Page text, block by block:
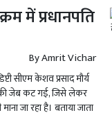
में प्रधानपति
ByAmrit Vichar
सीएम केशव प्रसाद मौर्य
की जेब कट गई, जिसे लेकर
जा रहा है। बताया जाता